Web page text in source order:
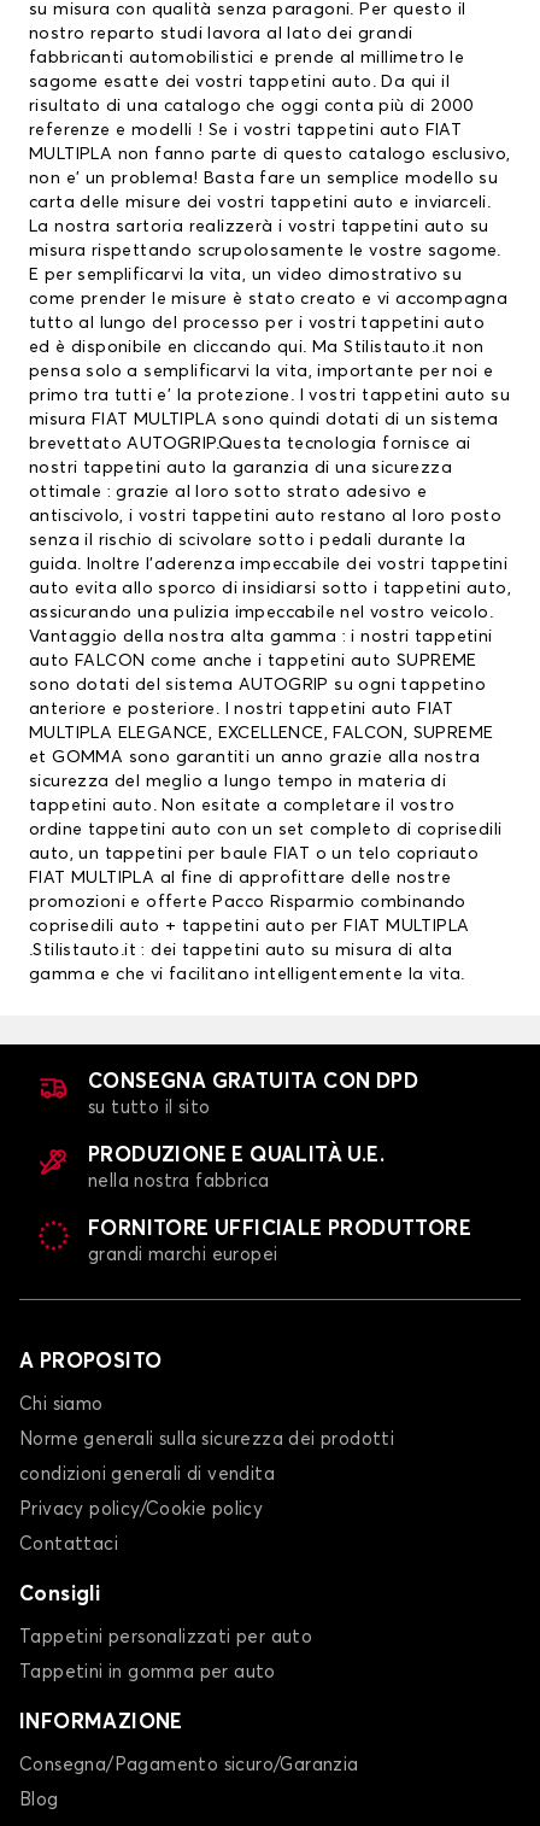
su misura con qualità senza paragoni. Per questo il
nostro reparto studi lavora al lato dei grandi
fabbricanti automobilistici e prende al millimetro le
sagome esatte dei vostri tappetini auto. Da qui il
risultato di una catalogo che oggi conta più di 2000
referenze e modelli ! Se i vostri tappetini auto FIAT
MULTIPLA non fanno parte di questo catalogo esclusivo,
non e’ un problema! Basta fare un semplice modello su
carta delle misure dei vostri tappetini auto e inviarceli.
La nostra sartoria realizzerà i vostri tappetini auto su
misura rispettando scrupolosamente le vostre sagome.
E per semplificarvi la vita, un video dimostrativo su
come prender le misure è stato creato e vi accompagna
tutto al lungo del processo per i vostri tappetini auto
ed è disponibile encliccando qui. Ma Stilistauto.it non
pensa solo a semplificarvi la vita, importante per noi e
primo tra tutti e’ la protezione. I vostri tappetini auto su
misura FIAT MULTIPLA sono quindi dotati di un sistema
brevettato AUTOGRIP.Questa tecnologia fornisce ai
nostri tappetini auto la garanzia di una sicurezza
ottimale : grazie al loro sotto strato adesivo e
antiscivolo, i vostri tappetini auto restano al loro posto
senza il rischio di scivolare sotto i pedali durante la
guida. Inoltre l’aderenza impeccabile dei vostri tappetini
auto evita allo sporco di insidiarsi sotto i tappetini auto,
assicurando una pulizia impeccabile nel vostro veicolo.
Vantaggio della nostra alta gamma : i nostri tappetini
auto FALCON come anche i tappetini auto SUPREME
sono dotati del sistema AUTOGRIP su ogni tappetino
anteriore e posteriore. I nostri tappetini auto FIAT
MULTIPLA ELEGANCE, EXCELLENCE, FALCON, SUPREME
et GOMMA sono garantiti un anno grazie alla nostra
sicurezza del meglio a lungo tempo in materia di
tappetini auto. Non esitate a completare il vostro
ordine tappetini auto con un set completo di coprisedili
auto, un tappetini per baule FIAT
o un telo copriauto
FIAT MULTIPLA al fine di approfittare delle nostre
promozioni e offerte Pacco Risparmio combinando
coprisedili auto + tappetini auto per FIAT MULTIPLA
.Stilistauto.it : dei tappetini auto su misura di alta
gamma e che vi facilitano intelligentemente la vita.
CONSEGNA GRATUITA CON DPD
su tutto il sito
PRODUZIONE E QUALITÀ U.E.
nella nostra fabbrica
FORNITORE UFFICIALE PRODUTTORE
grandi marchi europei
A PROPOSITO
Chi siamo
Norme generali sulla sicurezza dei prodotti
condizioni generali di vendita
Privacy policy/Cookie policy
Contattaci
Consigli
Tappetini personalizzati per auto
Tappetini in gomma per auto
INFORMAZIONE
Consegna/Pagamento sicuro/Garanzia
Blog